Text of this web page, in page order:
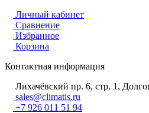
Личный кабинет
Сравнение
Избранное
Корзина
Контактная информация
Лихачёвский пр. 6, стр. 1,
sales@climatis.ru
+7 926 011 51 94